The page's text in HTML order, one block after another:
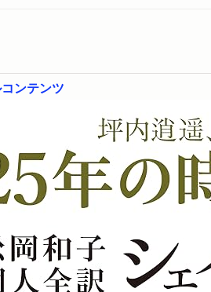
聞 2022/01/01
2022/01/01朝日新聞デジタ
強くなる 翻訳
聞 2021/12/29 朝日新聞「文芸
聞 2021/12/11 産経新聞で紹介
ンテンツ